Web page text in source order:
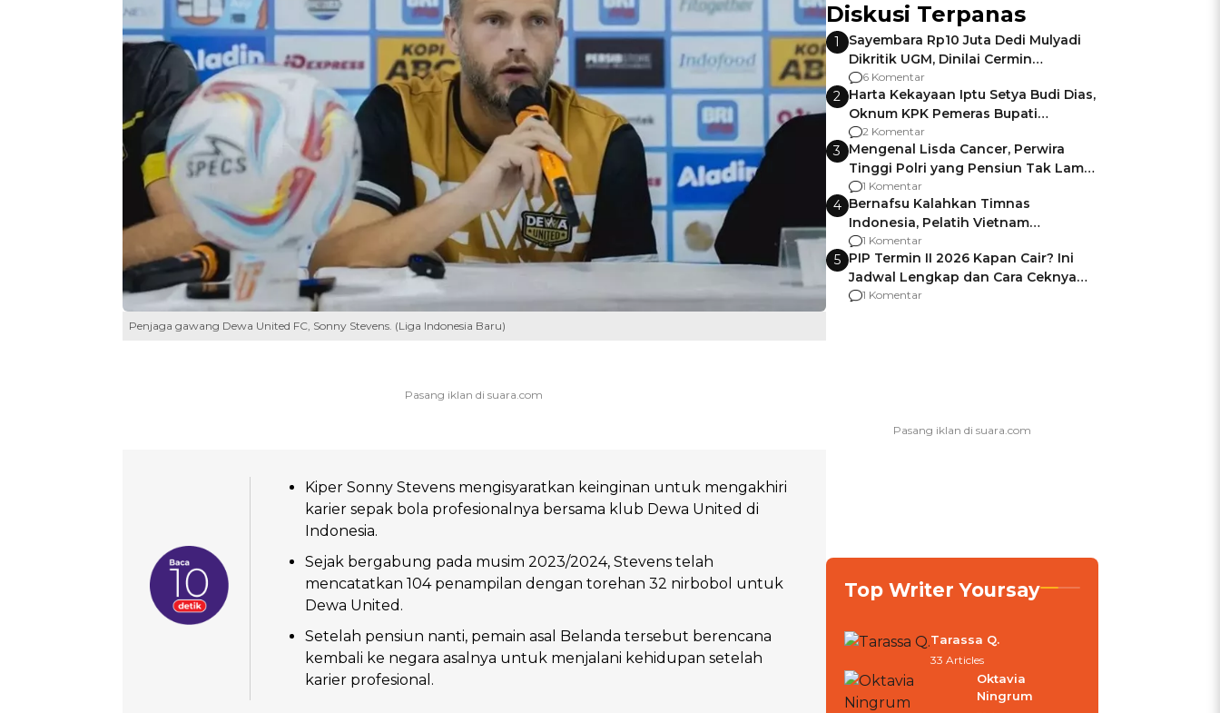
Penjaga gawang Dewa United FC, Sonny Stevens. (Liga Indonesia Baru)
Kiper Sonny Stevens mengisyaratkan keinginan untuk mengakhiri
karier sepak bola profesionalnya bersama klub Dewa United di
Indonesia.
Sejak bergabung pada musim 2023/2024, Stevens telah
mencatatkan 104 penampilan dengan torehan 32 nirbobol untuk
Dewa United.
Setelah pensiun nanti, pemain asal Belanda tersebut berencana
kembali ke negara asalnya untuk menjalani kehidupan setelah
karier profesional.
Diskusi Terpanas
1
Sayembara Rp10 Juta Dedi Mulyadi
Dikritik UGM, Dinilai Cermin
Gagalnya Negara Jamin Keamanan
6 Komentar
2 Harta Kekayaan Iptu Setya Budi Dias,
Oknum KPK Pemeras Bupati
Pemalang
2 Komentar
3 Mengenal Lisda Cancer, Perwira
Tinggi Polri yang Pensiun Tak Lama
Usai Jadi Brigjen
1 Komentar
4 Bernafsu Kalahkan Timnas
Indonesia, Pelatih Vietnam
Berencana Pakai Jimat di Pakansari
1 Komentar
5 PIP Termin II 2026 Kapan Cair? Ini
Jadwal Lengkap dan Cara Ceknya
agar Dana Tidak Hangus!
1 Komentar
Top Writer Yoursay
Tarassa Q.
33 Articles
Oktavia
Ningrum